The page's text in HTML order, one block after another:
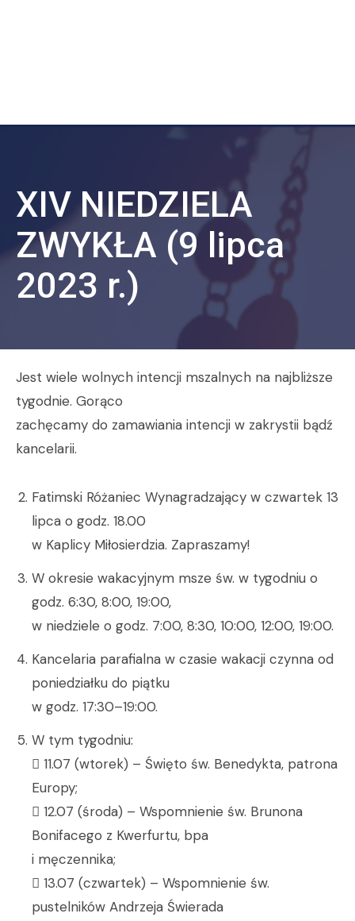
XIV NIEDZIELA
ZWYKŁA (9 lipca
2023 r.)
Jest wiele wolnych intencji mszalnych na najbliższe
tygodnie. Gorąco
zachęcamy do zamawiania intencji w zakrystii bądź
kancelarii.
Fatimski Różaniec Wynagradzający w czwartek 13
lipca o godz. 18.00
w Kaplicy Miłosierdzia. Zapraszamy!
W okresie wakacyjnym msze św. w tygodniu o
godz. 6:30, 8:00, 19:00,
w niedziele o godz. 7:00, 8:30, 10:00, 12:00, 19:00.
Kancelaria parafialna w czasie wakacji czynna od
poniedziałku do piątku
w godz. 17:30–19:00.
W tym tygodniu:
 11.07 (wtorek) – Święto św. Benedykta, patrona
Europy;
 12.07 (środa) – Wspomnienie św. Brunona
Bonifacego z Kwerfurtu, bpa
i męczennika;
 13.07 (czwartek) – Wspomnienie św.
pustelników Andrzeja Świerada